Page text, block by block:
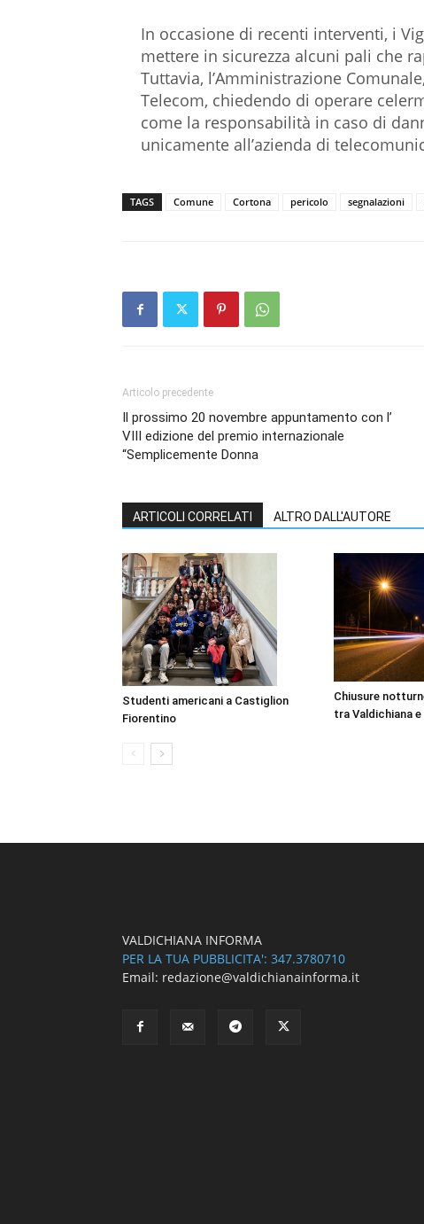
In occasione di recenti interventi, i
mettere in sicurezza alcuni pali che
Tuttavia, l’Amministrazione
Telecom, chiedendo di operare
come la responsabilità in caso di
unicamente all’azienda di
TAGS Comune Cortona pericolo segnalazioni
Articolo precedente
Il prossimo 20 novembre appuntamento con l’
VIII edizione del premio internazionale
“Semplicemente Donna
ARTICOLI CORRELATI ALTRO DALL'AUTORE
Studenti americani a Castiglion
Fiorentino
Chiusure
tra Valdichiana
VALDICHIANA INFORMA
PER LA TUA PUBBLICITA': 347.3780710
Email: redazione@valdichianainforma.it